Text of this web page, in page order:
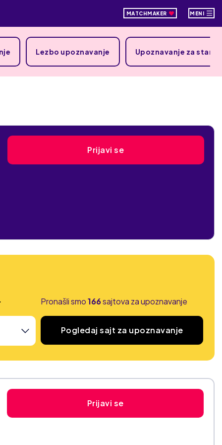
MATCHMAKER MENI
Lezbo upoznavanje Upoznavanje za
Prijavi se
Pronašli smo166sajtova za upoznavanje
Pogledaj sajt za upoznavanje
Prijavi se